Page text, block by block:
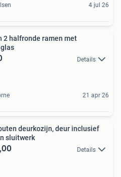
4 jul 26
2 halfronde ramen met
Details
21 apr 26
deurkozijn, deur inclusief
sluitwerk
Details